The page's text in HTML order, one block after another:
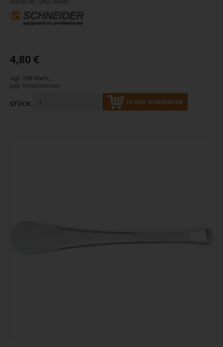
4,80 €
zzgl. 19% MwSt.
zzgl. Versandkosten
STÜCK IN DEN WARENKORB